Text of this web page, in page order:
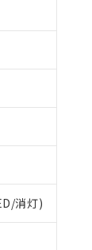
消灯)
が提供可能な
切り替える予
品で、対応品